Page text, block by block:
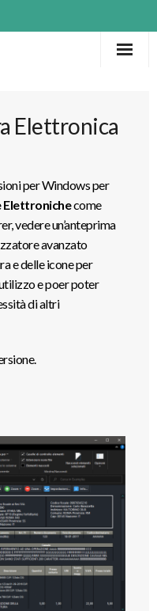
Elettronica
per Windows per
Elettronichecome
vedere un’anteprima
avanzato
e delle icone per
e poer poter
di altri